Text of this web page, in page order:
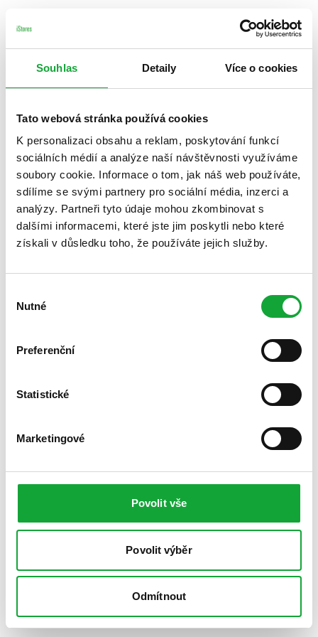
Souhlas Detaily Více o cookies
Tato webová stránka používá cookies
K personalizaci obsahu a reklam, poskytování funkcí
sociálních médií a analýze naší návštěvnosti využíváme
soubory cookie. Informace o tom, jak náš web používáte,
sdílíme se svými partnery pro sociální média, inzerci a
analýzy. Partneři tyto údaje mohou zkombinovat s
dalšími informacemi, které jste jim poskytli nebo které
získali v důsledku toho, že používáte jejich služby.
souhlasu
Nutné
Preferenční
Statistické
Marketingové
Povolit vše
Povolit výběr
Odmítnout